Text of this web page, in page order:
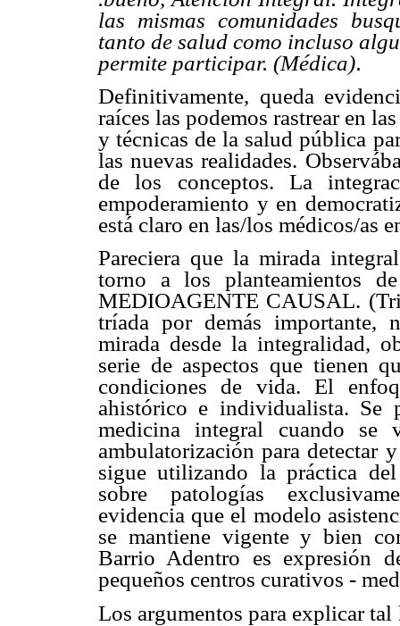
las mismas comunidades
tanto de salud como incluso
permite participar. (Médica).
Definitivamente, queda
raíces las podemos rastrear en
y técnicas de la salud pública
las nuevas realidades.
de los conceptos. La
empoderamiento y en
está claro en las/los médicos/as
Pareciera que la mirada
torno a los planteamientos
MEDIOAGENTE CAUSAL.
tríada por demás importante,
mirada desde la integralidad,
serie de aspectos que tienen
condiciones de vida. El
ahistórico e individualista. Se
medicina integral cuando
ambulatorización para detectar
sigue utilizando la práctica
sobre patologías
evidencia que el modelo
se mantiene vigente y bien
Barrio Adentro es expresión
pequeños centros curativos -
Los argumentos para explicar